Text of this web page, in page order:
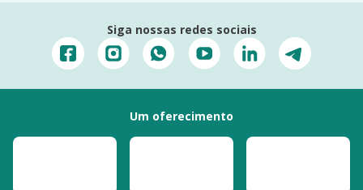
Siga nossas redes sociais
Um oferecimento